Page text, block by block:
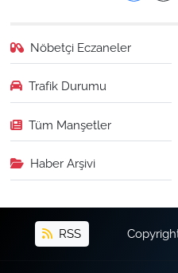
Nöbetçi Eczaneler
Trafik Durumu
Tüm Manşetler
Haber Arşivi
RSS